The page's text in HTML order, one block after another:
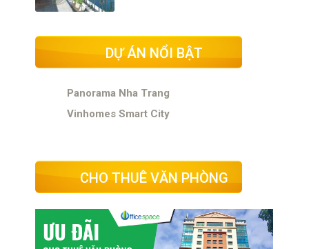
DỰ ÁN NỔI BẬT
Panorama Nha Trang
Vinhomes Smart City
CHO THUÊ VĂN PHÒNG